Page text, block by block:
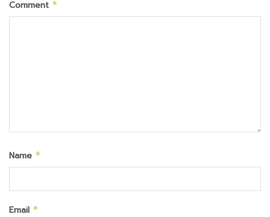
Comment *
Name *
Email *